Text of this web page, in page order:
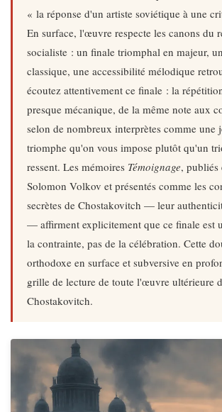
« la réponse d'un artiste soviétique à une
En surface, l'œuvre respecte les canons du
socialiste : un finale triomphal en majeur,
classique, une accessibilité mélodique
écoutez attentivement ce finale : la
presque mécanique, de la même note aux
selon de nombreux interprètes comme une
triomphe qu'on vous impose plutôt qu'un
ressent. Les mémoires Témoignage, publiés
Solomon Volkov et présentés comme les
secrètes de Chostakovitch — leur
— affirment explicitement que ce finale est
la contrainte, pas de la célébration. Cette
orthodoxe en surface et subversive en
grille de lecture de toute l'œuvre ultérieure
Chostakovitch.